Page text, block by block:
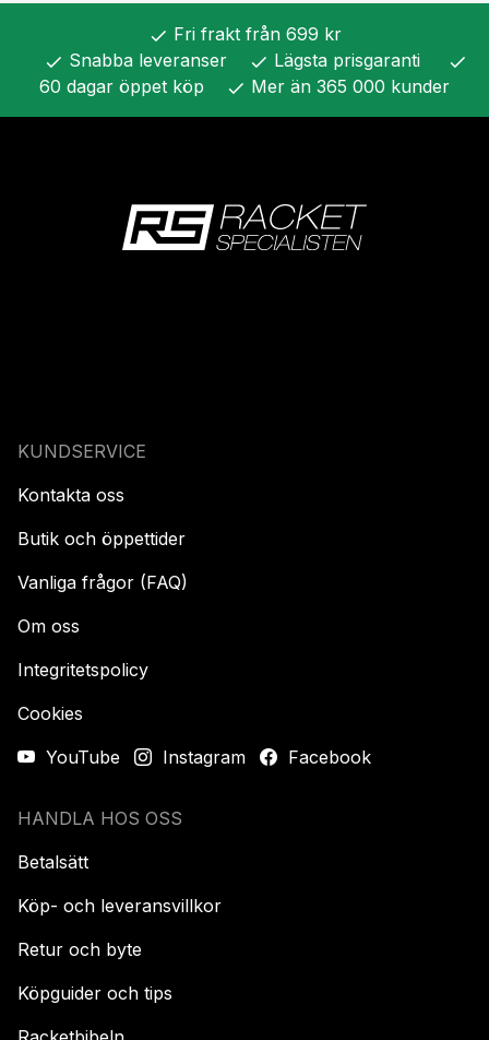
check Fri frakt från 699 kr
check Snabba leveranser check Lägsta prisgaranti check
60 dagar öppet köp check Mer än 365 000 kunder
KUNDSERVICE
Kontakta oss
Butik och öppettider
Vanliga frågor (FAQ)
Om oss
Integritetspolicy
Cookies
YouTube
Instagram Facebook
HANDLA HOS OSS
Betalsätt
Köp- och leveransvillkor
Retur och byte
Köpguider och tips